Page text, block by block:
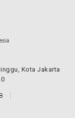
Kota Jakarta